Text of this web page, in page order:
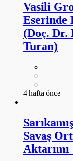
Vasili
Eserinde
(Doç. Dr.
Turan)
4 hafta önce
Savaş